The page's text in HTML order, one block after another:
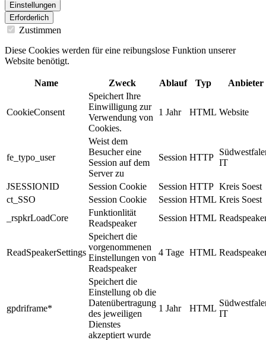
Einstellungen
Erforderlich
Zustimmen
Diese Cookies werden für eine reibungslose Funktion unserer
Website benötigt.
Name Zweck Ablauf Typ Anbieter
CookieConsent
Speichert Ihre
Einwilligung zur
Verwendung von
Cookies.
1 Jahr HTML Website
fe_typo_user
Weist dem
Besucher eine
Session auf dem
Server zu
Session HTTP
IT
JSESSIONID Session Cookie Session HTTP Kreis Soest
ct_SSO
Session Cookie Session HTML Kreis Soest
_rspkrLoadCore
Funktionlität
Readspeaker
Session HTML
ReadSpeakerSettings
Speichert die
vorgenommenen
Einstellungen von
Readspeaker
4 Tage HTML
gpdriframe*
Speichert die
Einstellung ob die
Datenübertragung
des jeweiligen
Dienstes
akzeptiert wurde
1 Jahr HTML
IT